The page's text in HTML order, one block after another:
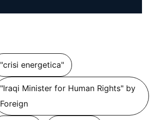
"crisi energetica"
"Iraqi Minister for Human Rights" by
Foreign